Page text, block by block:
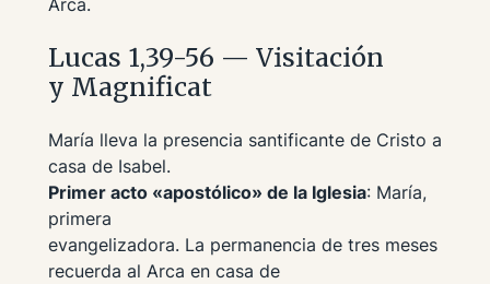
Lucas 1,39-56 — Visitación
y Magnificat
María lleva la presencia santificante de Cristo a
casa de Isabel.
Primer acto «apostólico» de la Iglesia: María,
primera
evangelizadora. La permanencia de tres meses
recuerda al Arca en casa de